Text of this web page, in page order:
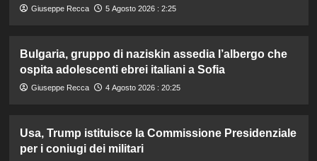
Giuseppe Recca 5 Agosto 2026 : 2:25
Bulgaria, gruppo di naziskin assedia l’albergo che
ospita adolescenti ebrei italiani a Sofia
Giuseppe Recca 4 Agosto 2026 : 20:25
Usa, Trump istituisce la Commissione Presidenziale
per i coniugi dei militari